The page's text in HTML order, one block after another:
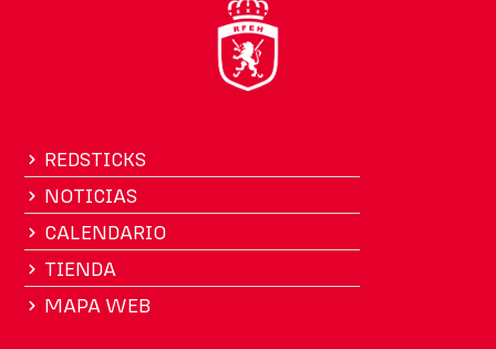
REDSTICKS
NOTICIAS
CALENDARIO
TIENDA
MAPA WEB